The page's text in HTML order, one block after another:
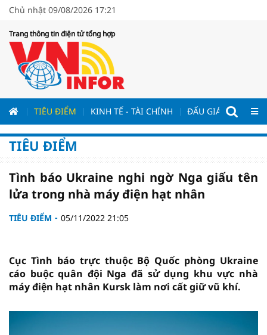
Chủ nhật 09/08/2026 17:21
Trang thông tin điện tử tổng hợp
TIÊU ĐIỂM KINH TẾ - TÀI CHÍNH ĐẤU GIÁ - ĐẤU
TIÊU ĐIỂM
Tình báo Ukraine nghi ngờ Nga giấu tên
lửa trong nhà máy điện hạt nhân
TIÊU ĐIỂM 05/11/2022 21:05
Cục Tình báo trực thuộc Bộ Quốc phòng Ukraine
cáo buộc quân đội Nga đã sử dụng khu vực nhà
máy điện hạt nhân Kursk làm nơi cất giữ vũ khí.